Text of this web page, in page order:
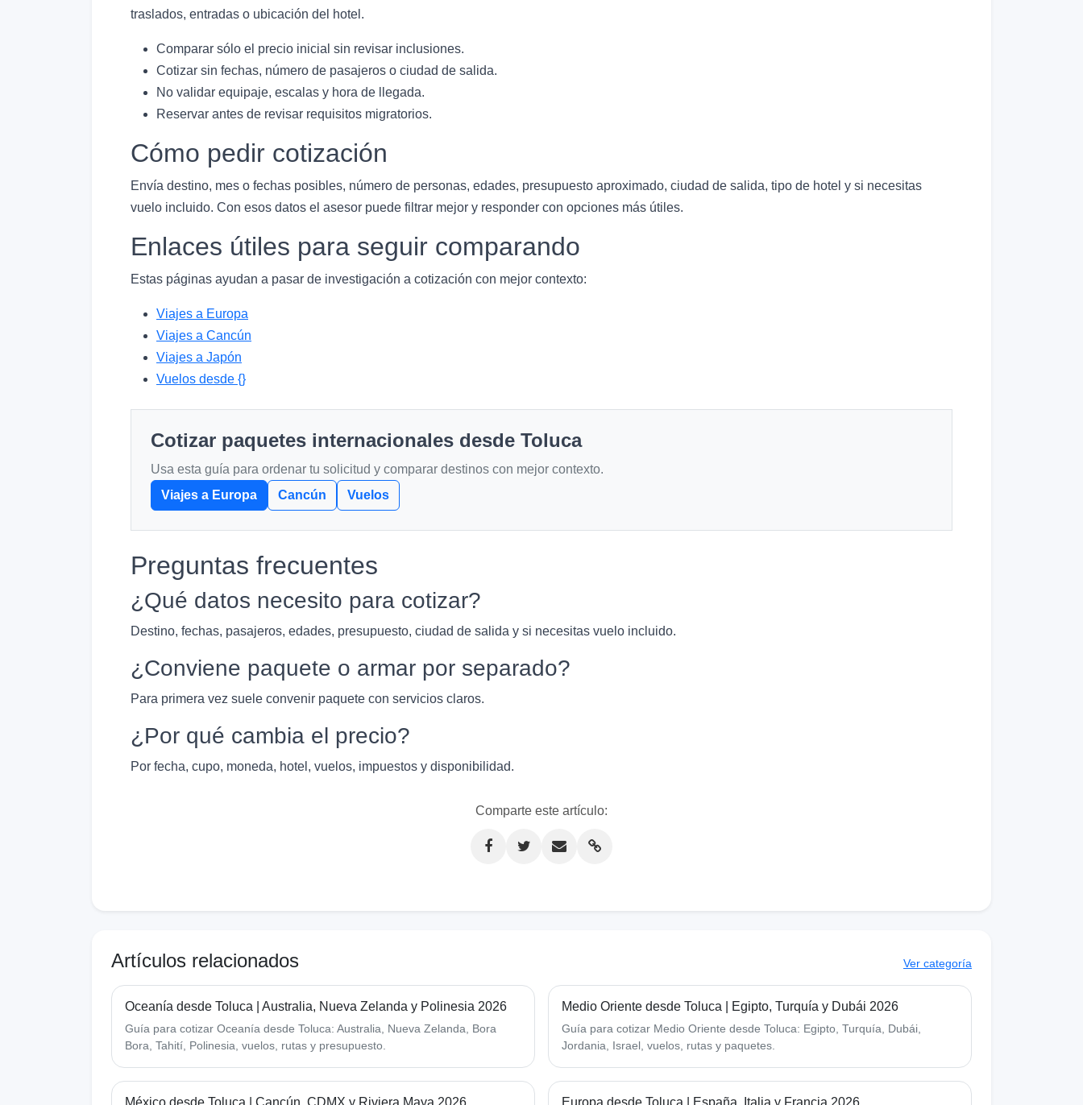
traslados, entradas o ubicación del hotel.
Comparar sólo el precio inicial sin revisar inclusiones.
Cotizar sin fechas, número de pasajeros o ciudad de salida.
No validar equipaje, escalas y hora de llegada.
Reservar antes de revisar requisitos migratorios.
Cómo pedir cotización
Envía destino, mes o fechas posibles, número de personas, edades, presupuesto aproximado, ciudad de salida, tipo de hotel y si necesitas
vuelo incluido. Con esos datos el asesor puede filtrar mejor y responder con opciones más útiles.
Enlaces útiles para seguir comparando
Estas páginas ayudan a pasar de investigación a cotización con mejor contexto:
Viajes a Europa
Viajes a Cancún
Viajes a Japón
Vuelos desde {}
Cotizar paquetes internacionales desde Toluca
Usa esta guía para ordenar tu solicitud y comparar destinos con mejor contexto.
Viajes a Europa
Cancún Vuelos
Preguntas frecuentes
¿Qué datos necesito para cotizar?
Destino, fechas, pasajeros, edades, presupuesto, ciudad de salida y si necesitas vuelo incluido.
¿Conviene paquete o armar por separado?
Para primera vez suele convenir paquete con servicios claros.
¿Por qué cambia el precio?
Por fecha, cupo, moneda, hotel, vuelos, impuestos y disponibilidad.
Comparte este artículo:
Artículos relacionados Ver categoría
Oceanía desde Toluca | Australia, Nueva Zelanda y Polinesia 2026
Guía para cotizar Oceanía desde Toluca: Australia, Nueva Zelanda, Bora
Bora, Tahití, Polinesia, vuelos, rutas y presupuesto.
Medio Oriente desde Toluca | Egipto, Turquía y Dubái 2026
Guía para cotizar Medio Oriente desde Toluca: Egipto, Turquía, Dubái,
Jordania, Israel, vuelos, rutas y paquetes.
México desde Toluca | Cancún, CDMX y Riviera Maya 2026 Europa desde Toluca | España, Italia y Francia 2026